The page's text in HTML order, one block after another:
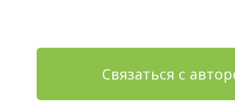
Связаться с